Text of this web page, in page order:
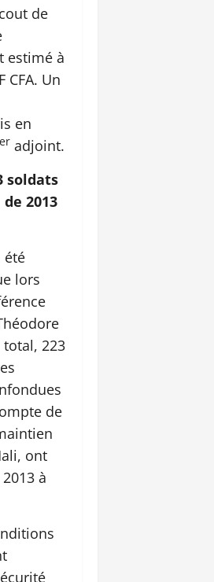
de
estimé à
CFA. Un
en
er adjoint.
soldats
2013
été
lors
total, 223
de
ont
à